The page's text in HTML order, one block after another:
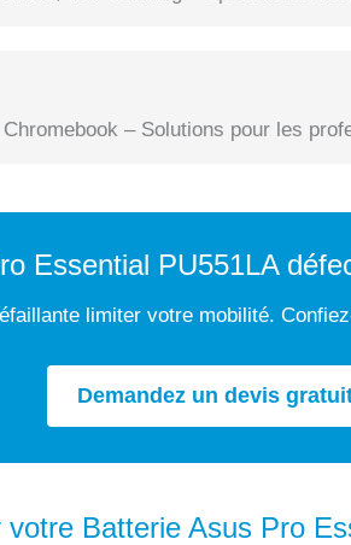
– Solutions pour les
Essential PU551LA
limiter votre mobilité.
Demandez un devis
Batterie Asus Pro